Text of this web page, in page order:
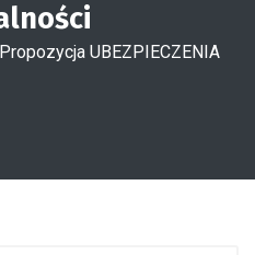
Propozycja UBEZPIECZENIA